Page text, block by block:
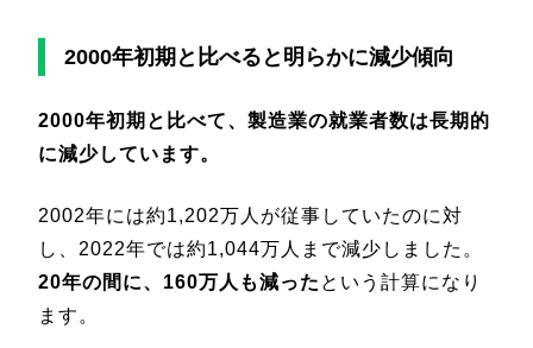
2000年初期と比べると明らかに減少傾向
2000年初期と比べて、製造業の就業者数は長期的
に減少しています。
2002年には約1,202万人が従事していたのに対
し、2022年では約1,044万人まで減少しました。
20年の間に、160万人も減った という計算になり
ます。